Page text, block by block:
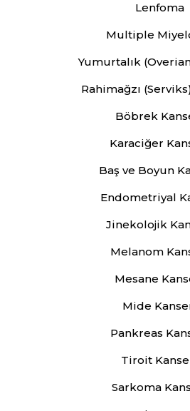
Lenfoma
Multiple
Yumurtalık
Rahimağzı
Böbrek
Karaciğer
Baş ve Boyun
Endometriyal
Jinekolojik
Melanom
Mesane
Mide
Pankreas
Tiroit
Sarkoma